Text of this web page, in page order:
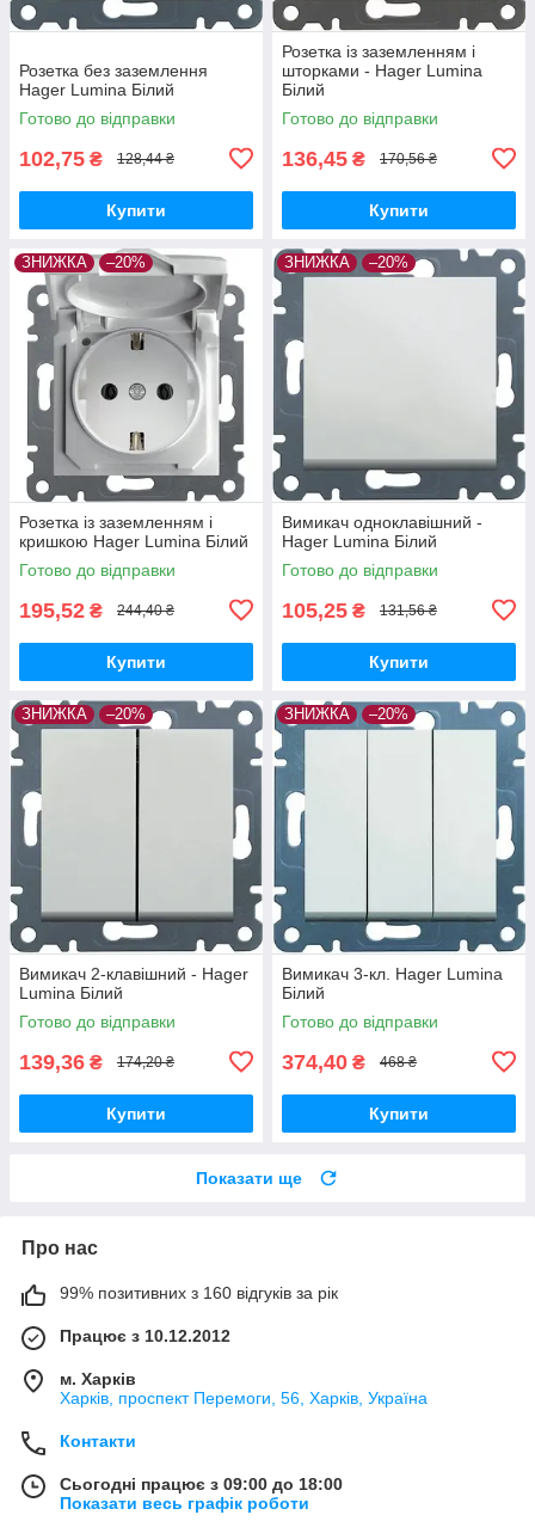
Розетка без заземлення
Hager Lumina Білий
Готово до відправки
102,75 ₴ 128,44 ₴
Купити
Розетка із заземленням і
шторками - Hager Lumina
Білий
Готово до відправки
136,45 ₴ 170,56 ₴
Купити
ЗНИЖКА –20%
Розетка із заземленням і
кришкою Hager Lumina Білий
Готово до відправки
195,52 ₴ 244,40 ₴
Купити
ЗНИЖКА –20%
Вимикач одноклавішний -
Hager Lumina Білий
Готово до відправки
105,25 ₴ 131,56 ₴
Купити
ЗНИЖКА –20%
Вимикач 2-клавішний - Hager
Lumina Білий
Готово до відправки
139,36 ₴ 174,20 ₴
Купити
ЗНИЖКА –20%
Вимикач 3-кл. Hager Lumina
Білий
Готово до відправки
374,40 ₴ 468 ₴
Купити
Показати ще
Про нас
99% позитивних з 160 відгуків за рік
Працює з 10.12.2012
м. Харків
Харків, проспект Перемоги, 56, Харків, Україна
Контакти
Сьогодні працює з 09:00 до 18:00
Показати весь графік роботи